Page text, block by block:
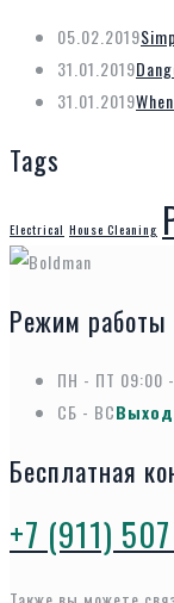
05.02.2019
31.01.2019
31.01.2019
Tags
Electrical House Cleaning
Режим работы
ПН - ПТ 09:00
СБ - ВС
Бесплатная
+7 (911)